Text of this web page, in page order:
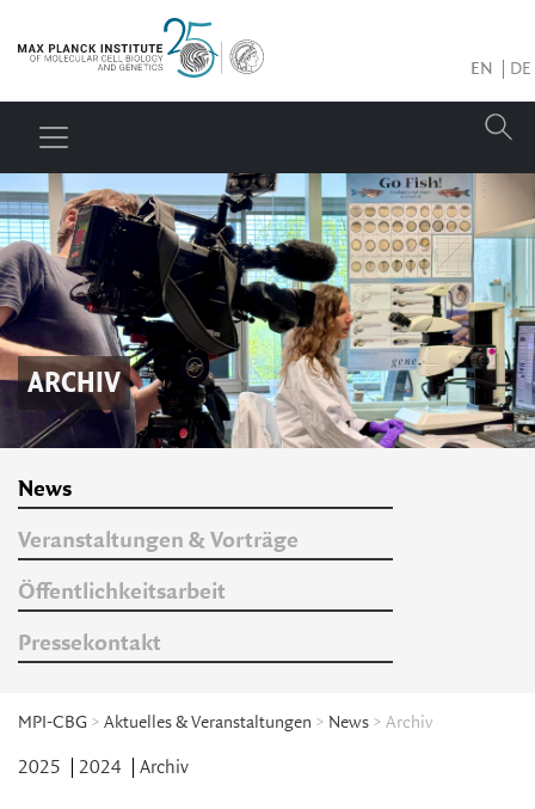
EN DE
ARCHIV
News
Veranstaltungen & Vorträge
Öffentlichkeitsarbeit
Pressekontakt
MPI-CBG > Aktuelles & Veranstaltungen > News > Archiv
2025 2024 Archiv